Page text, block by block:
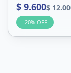
$ 9.600$
-20% OFF